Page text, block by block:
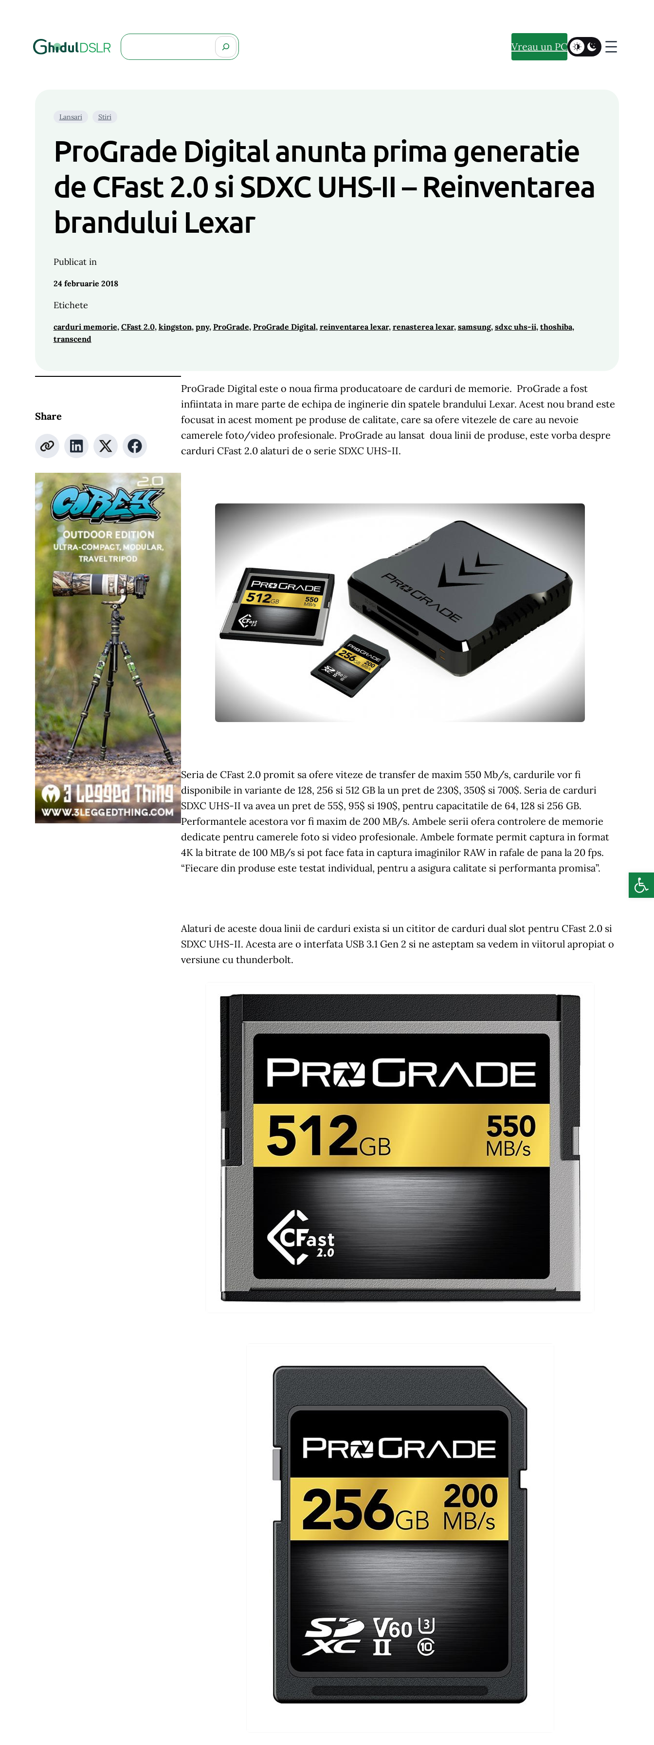
Search Vreau un PC
Lansari Stiri
ProGrade Digital anunta prima generatie
de CFast 2.0 si SDXC UHS-II – Reinventarea
brandului Lexar
Publicat in
24 februarie 2018
Etichete
carduri memorie, CFast 2.0, kingston, pny, ProGrade, ProGrade Digital, reinventarea lexar, renasterea lexar, samsung, sdxc uhs-ii, thoshiba ,
transcend
Share
ProGrade Digital este o noua firma producatoare de carduri de memorie. ProGrade a fost
infiintata in mare parte de echipa de inginerie din spatele brandului Lexar. Acest nou brand este
focusat in acest moment pe produse de calitate, care sa ofere vitezele de care au nevoie
camerele foto/video profesionale. ProGrade au lansat doua linii de produse, este vorba despre
carduri CFast 2.0 alaturi de o serie SDXC UHS-II.
Seria de CFast 2.0 promit sa ofere viteze de transfer de maxim 550 Mb/s, cardurile vor fi
disponibile in variante de 128, 256 si 512 GB la un pret de 230$, 350$ si 700$. Seria de carduri
SDXC UHS-II va avea un pret de 55$, 95$ si 190$, pentru capacitatile de 64, 128 si 256 GB.
Performantele acestora vor fi maxim de 200 MB/s. Ambele serii ofera controlere de memorie
dedicate pentru camerele foto si video profesionale. Ambele formate permit captura in format
4K la bitrate de 100 MB/s si pot face fata in captura imaginilor RAW in rafale de pana la 20 fps.
“Fiecare din produse este testat individual, pentru a asigura calitate si performanta promisa”.
Alaturi de aceste doua linii de carduri exista si un cititor de carduri dual slot pentru CFast 2.0 si
SDXC UHS-II. Acesta are o interfata USB 3.1 Gen 2 si ne asteptam sa vedem in viitorul apropiat o
versiune cu thunderbolt.